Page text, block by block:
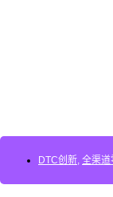
DTC创新, 全渠道